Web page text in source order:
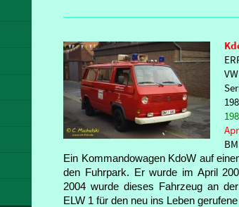
Ein Kommandowagen KdoW auf
den Fuhrpark. Er wurde im April
2004 wurde dieses Fahrzeug an
ELW 1 für den neu ins Leben